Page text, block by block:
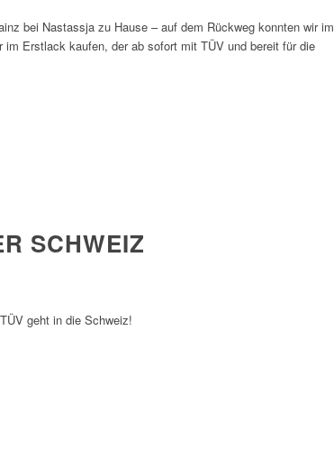
bei Nastassja zu Hause – auf dem Rückweg konnten wir im
im Erstlack kaufen, der ab sofort mit TÜV und bereit für die
SCHWEIZ
geht in die Schweiz!